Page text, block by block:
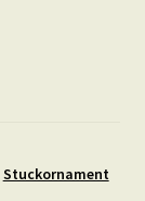
Stuckornament